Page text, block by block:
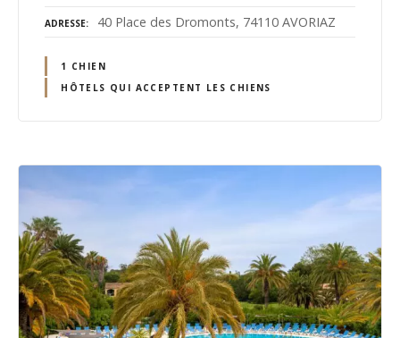
ADRESSE 40 Place des Dromonts, 74110 AVORIAZ
1 CHIEN
HÔTELS QUI ACCEPTENT LES CHIENS